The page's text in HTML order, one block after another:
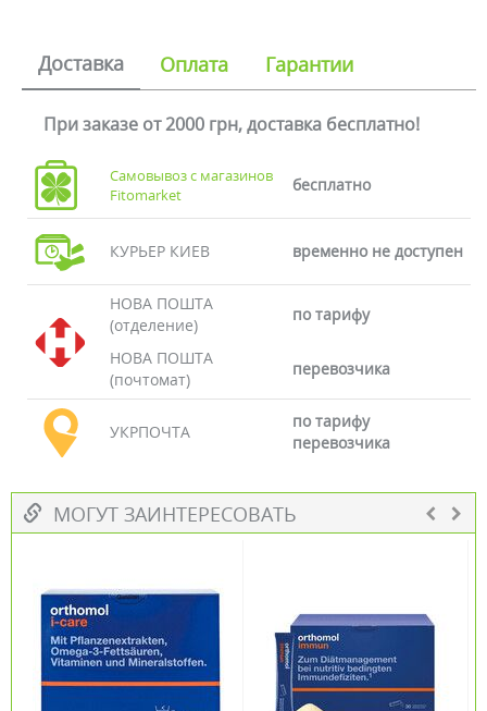
Доставка Оплата Гарантии
При заказе от 2000 грн, доставка бесплатно!
Самовывоз с магазинов
Fitomarket
бесплатно
КУРЬЕР КИЕВ временно не доступен
НОВА ПОШТА
(отделение)
по тарифу
НОВА ПОШТА
(почтомат)
перевозчика
УКРПОЧТА
по тарифу
перевозчика
МОГУТ ЗАИНТЕРЕСОВАТЬ